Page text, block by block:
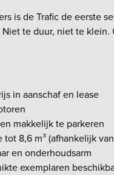
is de Trafic de eerste
te duur, niet te klein.
in aanschaf en lease
makkelijk te parkeren
tot 8,6 m³ (afhankelijk
en onderhoudsarm
exemplaren